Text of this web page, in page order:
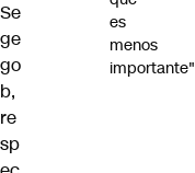
Se
ge
go
b,
re
sp
es
menos
importante"